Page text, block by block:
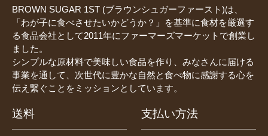
BROWN SUGAR 1ST (ブラウンシュガーファースト)は、
「わが子に食べさせたいかどうか？」を基準に食材を厳選す
る食品会社として2011年にファーマーズマーケットで創業し
ました。
シンプルな原材料で美味しい食品を作り、みなさんに届ける
事業を通して、次世代に豊かな自然と食べ物に感謝する心を
伝え繋ぐことをミッションとしています。
送料 支払い方法